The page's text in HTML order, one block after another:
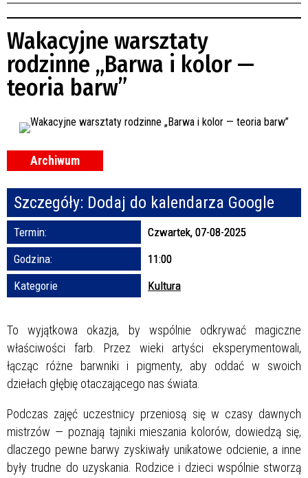
Kategoria
Trwające w zakresie
Miejsce
Promowane
Wakacyjne warsztaty
rodzinne „Barwa i kolor —
teoria barw”
Archiwum
Szczegóły: Dodaj do kalendarza Google
Termin:
Czwartek, 07-08-2025
Godzina:
11:00
Kategorie
Kultura
To wyjątkowa okazja, by wspólnie odkrywać magiczne
właściwości farb. Przez wieki artyści eksperymentowali,
łącząc różne barwniki i pigmenty, aby oddać w swoich
dziełach głębię otaczającego nas świata.
Podczas zajęć uczestnicy przeniosą się w czasy dawnych
mistrzów — poznają tajniki mieszania kolorów, dowiedzą się,
dlaczego pewne barwy zyskiwały unikatowe odcienie, a inne
były trudne do uzyskania. Rodzice i dzieci wspólnie stworzą